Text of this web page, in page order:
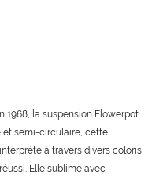
1968, la suspension Flowerpot
et semi-circulaire, cette
à travers divers coloris
Elle sublime avec